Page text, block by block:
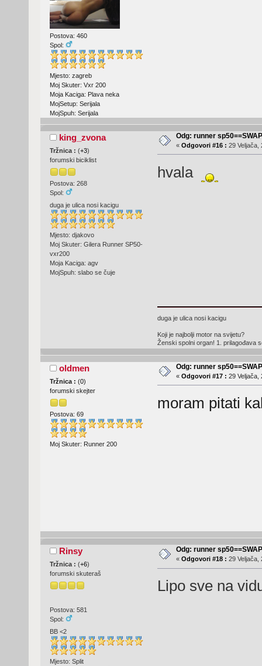
Postova: 460
Spol:
Mjesto: zagreb
Moj Skuter: Vxr 200
Moja Kaciga: Plava neka
MojSetup: Serijala
MojSpuh: Serijala
king_zvona
Tržnica : (+3)
forumski biciklist
Postova: 268
Spol:
duga je ulica nosi kacigu
Mjesto: djakovo
Moj Skuter: Gilera Runner SP50-
vxr200
Moja Kaciga: agv
MojSpuh: slabo se čuje
Odg: runner
« Odgovori #16 : 29 Veljača,
hvala
duga je ulica nosi kacigu
Koji je najbolji motor na svijetu?
Ženski spolni organ! 1. prilagođava
oldmen
Tržnica : (0)
forumski skejter
Postova: 69
Moj Skuter: Runner 200
Odg: runner
« Odgovori #17 : 29 Veljača,
moram pitati
Rinsy
Tržnica : (+6)
forumski skuteraš
Postova: 581
Spol:
BB <2
Mjesto: Split
Odg: runner
« Odgovori #18 : 29 Veljača,
Lipo sve na